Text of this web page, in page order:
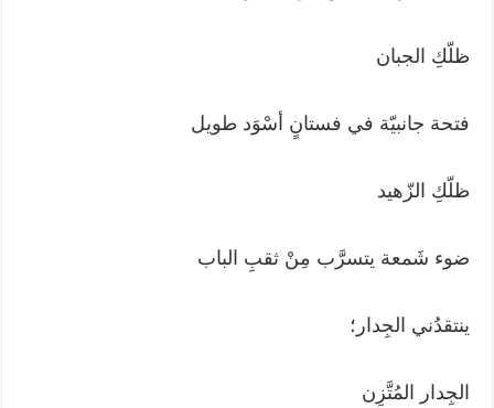
ظلّكِ الجبان
فتحة جانبيّة في فستانٍ أسْوَد طويل
ظلّكِ الزّهيد
ضوء شَمعة يتسرَّب مِنْ ثقبِ الباب
ينتقدُني الجِدار؛
الجِدار المُتَّزِن